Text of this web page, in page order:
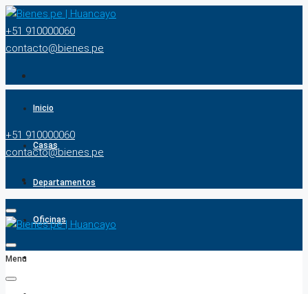
+51 910000060
contacto@bienes.pe
Inicio
Casas
Departamentos
Oficinas
+51 910000060
contacto@bienes.pe
Menu